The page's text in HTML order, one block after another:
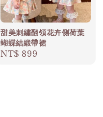
甜美刺繡翻領花卉側荷葉
蝴蝶結緞帶裙
Regular
NT$ 899